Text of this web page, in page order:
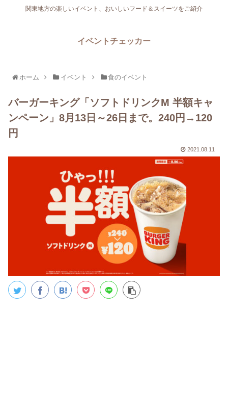
関東地方の楽しいイベント、おいしいフード＆スイーツをご紹介
イベントチェッカー
ホーム イベント 食のイベント
バーガーキング「ソフトドリンクM 半額キャ
ンペーン」8月13日～26日まで。240円→120
円
2021.08.11